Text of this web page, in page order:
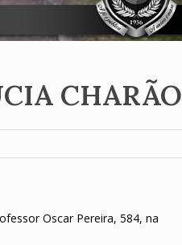
CHARÃO
Oscar Pereira, 584, na